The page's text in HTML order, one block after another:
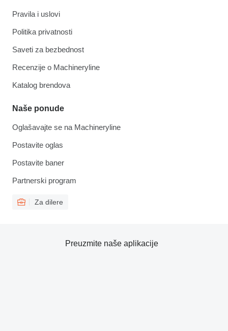
Pravila i uslovi
Politika privatnosti
Saveti za bezbednost
Recenzije o Machineryline
Katalog brendova
Naše ponude
Oglašavajte se na Machineryline
Postavite oglas
Postavite baner
Partnerski program
Za dilere
Preuzmite naše aplikacije